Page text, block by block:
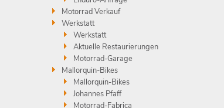
Motorrad Verkauf
Werkstatt
Werkstatt
Aktuelle Restaurierungen
Motorrad-Garage
Mallorquin-Bikes
Mallorquin-Bikes
Johannes Pfaff
Motorrad-Fabrica